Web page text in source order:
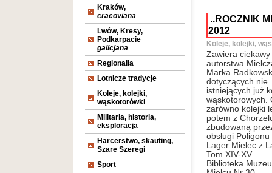
Kraków,
cracoviana
Lwów, Kresy,
Podkarpacie
galicjana
Regionalia
Lotnicze tradycje
Koleje, kolejki,
wąskotorówki
Militaria, historia,
eksploracja
Harcerstwo, skauting,
Szare Szeregi
Sport
..ROCZNIK
2012
Koleje, kolejki,
Zawiera ciekawy
autorstwa
Marka
dotyczących nie
istniejących już
wąskotorowych.
zarówno kolejki
potem z
zbudowaną
obsługi Poligonu
Lager Mielec z
Tom XIV-XV
Biblioteka